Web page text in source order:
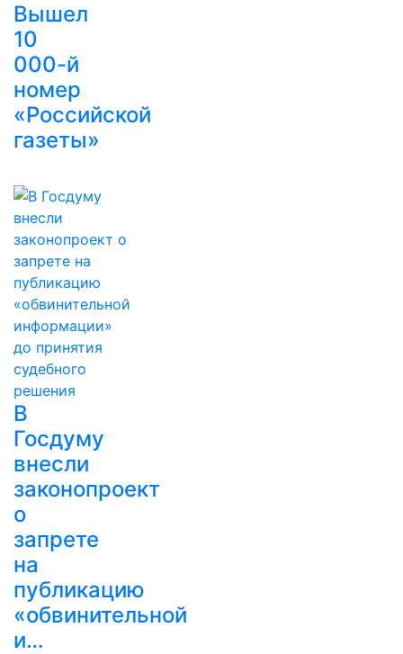
Вышел
10
000-й
номер
«Российской
газеты»
В
Госдуму
внесли
законопроект
о
запрете
на
публикацию
«обвинительной
и…